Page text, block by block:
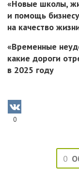
«Новые школы,
и помощь
на качество
«Временные
какие дороги
в 2025 году
0
0